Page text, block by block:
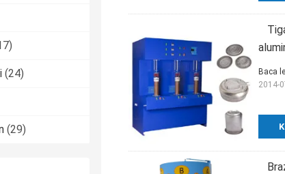
(24)
(29)
Baca
2014-